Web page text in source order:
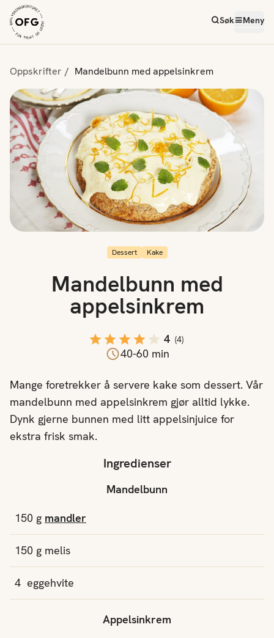
Søk Meny
Oppskrifter Mandelbunn med appelsinkrem
Ingredienser
Mandelbunn
150 g mandler
150 g melis
4 eggehvite
Appelsinkrem
Dessert Kake
Mandelbunn med
appelsinkrem
4 (4)
40-60 min
Mange foretrekker å servere kake som dessert. Vår
mandelbunn med appelsinkrem gjør alltid lykke.
Dynk gjerne bunnen med litt appelsinjuice for
ekstra frisk smak.